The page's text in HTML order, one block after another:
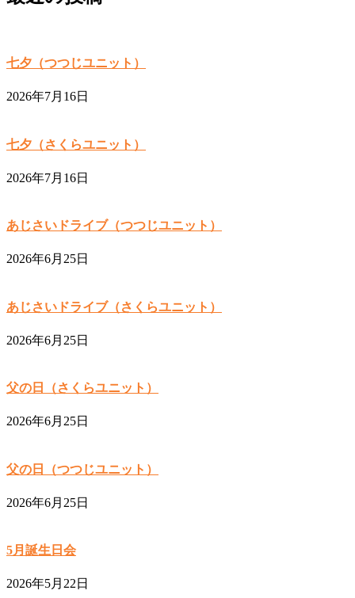
七夕（つつじユニット）
2026年7月16日
七夕（さくらユニット）
2026年7月16日
あじさいドライブ（つつじユニット）
2026年6月25日
あじさいドライブ（さくらユニット）
2026年6月25日
父の日（さくらユニット）
2026年6月25日
父の日（つつじユニット）
2026年6月25日
5月誕生日会
2026年5月22日